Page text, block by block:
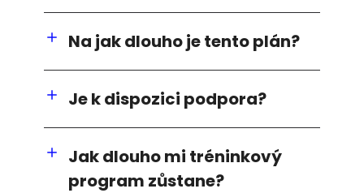
Na jak dlouho je tento plán?
Je k dispozici podpora?
Jak dlouho mi tréninkový
program zůstane?